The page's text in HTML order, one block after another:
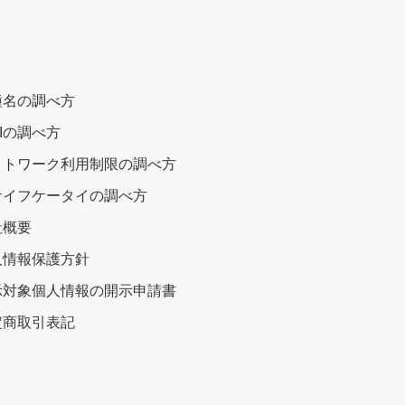
名の調べ方
の調べ方
トワーク利用制限の調べ方
イフケータイの調べ方
概要
情報保護方針
対象個人情報の開示申請書
商取引表記